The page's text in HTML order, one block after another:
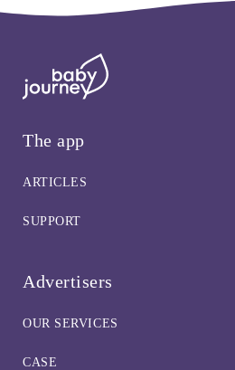
The app
ARTICLES
SUPPORT
Advertisers
OUR SERVICES
CASE